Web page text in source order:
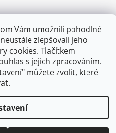
Vám umožnili pohodlné
zlepšovali jeho
cookies. Tlačítkem
s jejich zpracováním.
můžete zvolit, které
. Všechna práva vyhrazena.